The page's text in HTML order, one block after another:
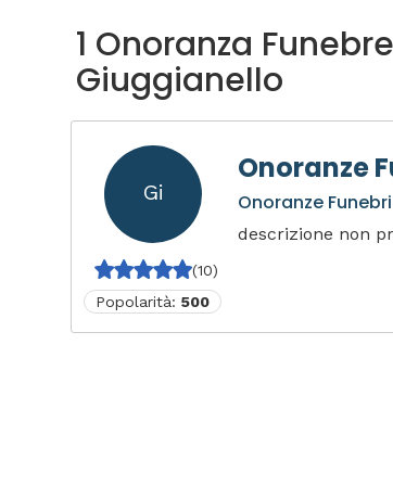
1 Onoranza
Giuggianello
Gi
(10)
Popolarità: 500
Onoranze
Onoranze
descrizione non